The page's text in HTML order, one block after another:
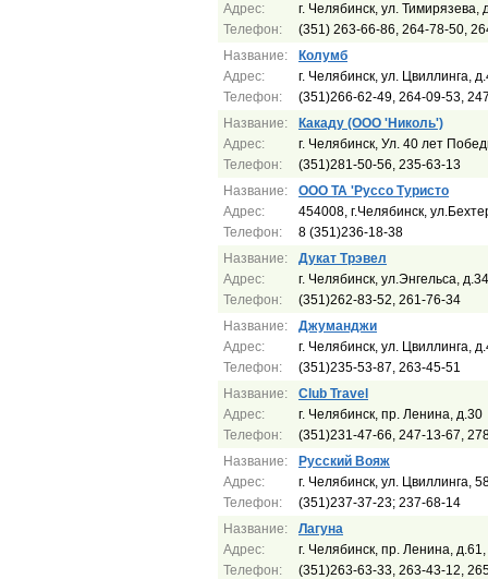
Адрес:
Телефон:
г. Челябинск, ул. Тимирязева,
(351) 263-66-86, 264-78-50,
Название:
Адрес:
Телефон:
Колумб
г. Челябинск, ул. Цвиллинга,
(351)266-62-49, 264-09-53,
Название:
Адрес:
Телефон:
Какаду (ООО 'Николь')
г. Челябинск, Ул. 40 лет
(351)281-50-56, 235-63-13
Название:
Адрес:
Телефон:
ООО ТА 'Руссо Туристо
454008, г.Челябинск,
8 (351)236-18-38
Название:
Адрес:
Телефон:
Дукат Трэвел
г. Челябинск, ул.Энгельса, д.34
(351)262-83-52, 261-76-34
Название:
Адрес:
Телефон:
Джуманджи
г. Челябинск, ул. Цвиллинга,
(351)235-53-87, 263-45-51
Название:
Адрес:
Телефон:
Сlub Travel
г. Челябинск, пр. Ленина, д.30
(351)231-47-66, 247-13-67,
Название:
Адрес:
Телефон:
Русский Вояж
г. Челябинск, ул. Цвиллинга,
(351)237-37-23; 237-68-14
Название:
Адрес:
Телефон:
Лагуна
г. Челябинск, пр. Ленина,
(351)263-63-33, 263-43-12,